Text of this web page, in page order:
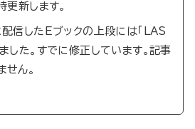
更新します。
したEブックの上段には「LAS
した。すでに修正しています。記事
せん。